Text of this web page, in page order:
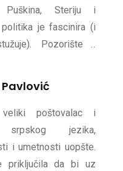
Puškina, Steriju i
politika je fascinira (i
Pozorište i
voli tamna piva,
nove ljude i kokice
veliki poštovalac i
srpskog jezika,
i umetnosti uopšte.
priključila da bi uz